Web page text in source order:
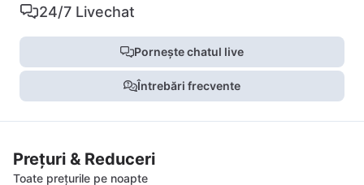
24/7 Livechat
Pornește chatul live
Întrebări frecvente
Prețuri & Reduceri
Toate prețurile pe noapte